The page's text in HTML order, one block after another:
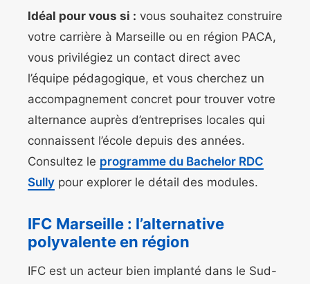
Idéal pour vous si : vous souhaitez construire
votre carrière à Marseille ou en région PACA,
vous privilégiez un contact direct avec
l’équipe pédagogique, et vous cherchez un
accompagnement concret pour trouver votre
alternance auprès d’entreprises locales qui
connaissent l’école depuis des années.
Consultez le programme du Bachelor RDC
Sully pour explorer le détail des modules.
IFC Marseille : l’alternative
polyvalente en région
IFC est un acteur bien implanté dans le Sud-